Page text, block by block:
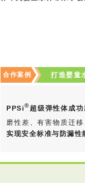
合作案例 打造婴童
PPSi® 超级弹性体成
磨性差、有害物质迁
实现安全标准与防漏性